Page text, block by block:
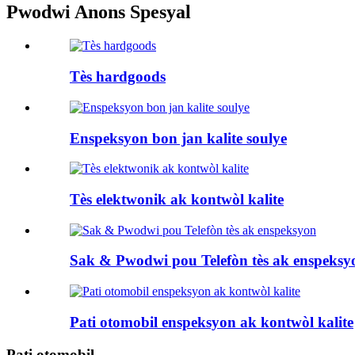
Pwodwi Anons Spesyal
Tès hardgoods
Enspeksyon bon jan kalite soulye
Tès elektwonik ak kontwòl kalite
Sak & Pwodwi pou Telefòn tès ak
Pati otomobil enspeksyon ak kontwòl kalite